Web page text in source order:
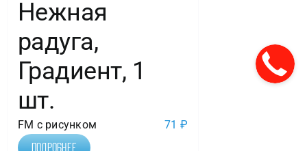
Нежная
радуга,
Градиент, 1
шт.
FM с рисунком 71 ₽
Подробнее